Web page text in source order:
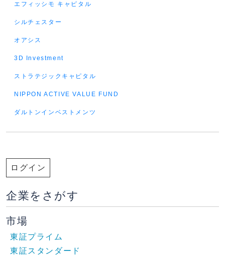
エフィッシモ キャピタル
シルチェスター
オアシス
3D Investment
ストラテジックキャピタル
NIPPON ACTIVE VALUE FUND
ダルトンインベストメンツ
ログイン
企業をさがす
市場
東証プライム
東証スタンダード